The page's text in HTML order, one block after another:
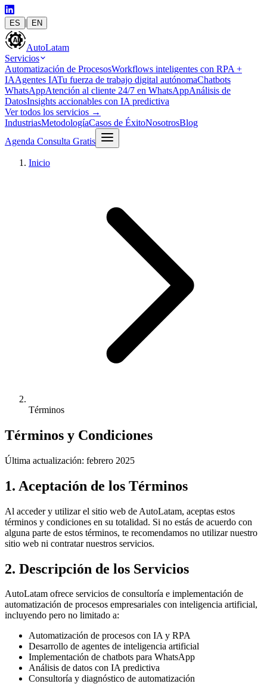
ES | EN
AutoLatam
Servicios
Automatización de ProcesosWorkflows inteligentes con RPA +
IAAgentes IATu fuerza de trabajo digital autónomaChatbots
WhatsAppAtención al cliente 24/7 en WhatsAppAnálisis de
DatosInsights accionables con IA predictiva
Ver todos los servicios →
IndustriasMetodologíaCasos de ÉxitoNosotrosBlog
Agenda Consulta Gratis
Inicio
Términos
Términos y Condiciones
Última actualización: febrero 2025
1. Aceptación de los Términos
Al acceder y utilizar el sitio web de AutoLatam, aceptas estos
términos y condiciones en su totalidad. Si no estás de acuerdo con
alguna parte de estos términos, te recomendamos no utilizar nuestro
sitio web ni contratar nuestros servicios.
2. Descripción de los Servicios
AutoLatam ofrece servicios de consultoría e implementación de
automatización de procesos empresariales con inteligencia artificial,
incluyendo pero no limitado a:
Automatización de procesos con IA y RPA
Desarrollo de agentes de inteligencia artificial
Implementación de chatbots para WhatsApp
Análisis de datos con IA predictiva
Consultoría y diagnóstico de automatización